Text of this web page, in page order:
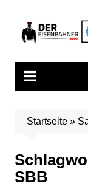
springen
Startseite»
SBB